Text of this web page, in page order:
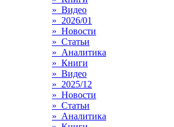
» Видео
» 2026/01
» Новости
» Статьи
» Аналитика
» Книги
» Видео
» 2025/12
» Новости
» Статьи
» Аналитика